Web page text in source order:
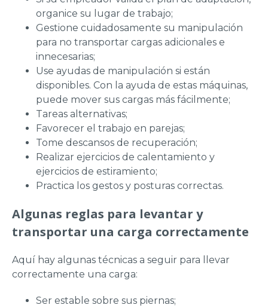
organice su lugar de trabajo;
Gestione cuidadosamente su manipulación
para no transportar cargas adicionales e
innecesarias;
Use ayudas de manipulación si están
disponibles. Con la ayuda de estas máquinas,
puede mover sus cargas más fácilmente;
Tareas alternativas;
Favorecer el trabajo en parejas;
Tome descansos de recuperación;
Realizar ejercicios de calentamiento y
ejercicios de estiramiento;
Practica los gestos y posturas correctas.
Algunas reglas para levantar y
transportar una carga correctamente
Aquí hay algunas técnicas a seguir para llevar
correctamente una carga:
Ser estable sobre sus piernas;